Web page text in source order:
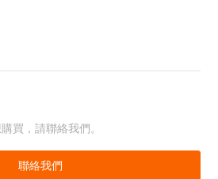
買，請聯絡我們。
聯絡我們